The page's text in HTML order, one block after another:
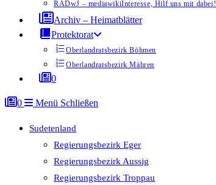
RADwJ – mediawikiInteresse, Hilf uns mit dabei!
Archiv – Heimatblätter
Protektorat
Oberlandratsbezirk Böhmen
Oberlandratsbezirk Mähren
0
0 Menü Schließen
Sudetenland
Regierungsbezirk Eger
Regierungsbezirk Aussig
Regierungsbezirk Troppau